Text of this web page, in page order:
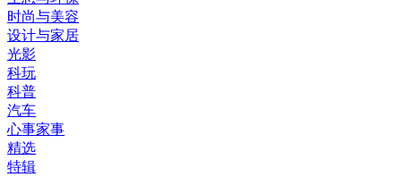
时尚与美容
设计与家居
光影
科玩
科普
汽车
心事家事
精选
特辑